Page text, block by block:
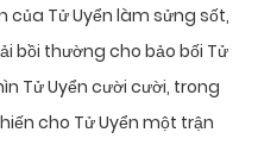
của Tử Uyển làm sửng sốt,
bồi thường cho bảo bối Tử
Tử Uyển cười cười, trong
cho Tử Uyển một trận